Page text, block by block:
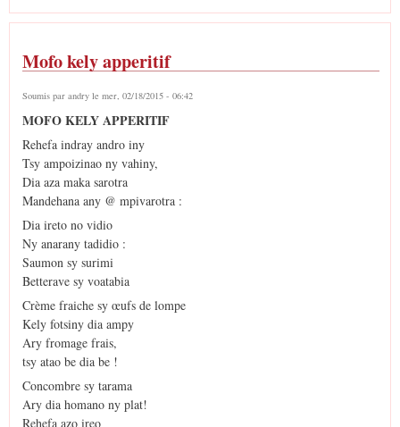
Mofo kely apperitif
Soumis par andry le mer, 02/18/2015 - 06:42
MOFO KELY APPERITIF
Rehefa indray andro iny
Tsy ampoizinao ny vahiny,
Dia aza maka sarotra
Mandehana any @ mpivarotra :
Dia ireto no vidio
Ny anarany tadidio :
Saumon sy surimi
Betterave sy voatabia
Crème fraiche sy œufs de lompe
Kely fotsiny dia ampy
Ary fromage frais,
tsy atao be dia be !
Concombre sy tarama
Ary dia homano ny plat!
Rehefa azo ireo